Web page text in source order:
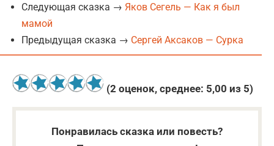
Следующая сказка → Яков Сегель — Как я был
мамой
Предыдущая сказка → Сергей Аксаков — Сурка
(2 оценок, среднее: 5,00 из 5)
Понравилась сказка или повесть?